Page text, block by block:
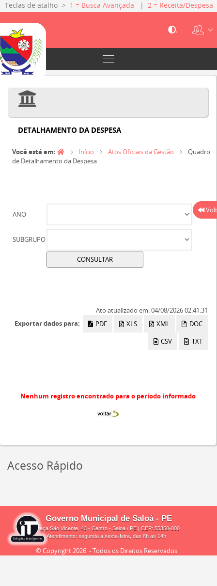
Teclas de atalho -> 1 = Busca Avançada | 2 = Receita/Despesa
|3 = Gestão Fiscal|4 = Servidores|5 = Licitações|6 =
Contratos
.
DETALHAMENTO DA DESPESA
Você está em: Início Atos Oficiais da Gestão
Quadro
de Detalhamento da Despesa
ANO
SUBGRUPO
Ato atualizado em: 04/08/2026 02:41:31
PDF XLS XML DOC
CSV TXT
Nenhum registro encontrado para o período informado
Acesso Rápido
Governo Municipal de Saloá - PE
Praça São Vicente, 43 - Centro - Saloá / PE | CEP: 55350-000
Atendimento: segunda a sexta-feira, das 8h às 14h
© Copyright2026 - Todos os Direitos Reservados